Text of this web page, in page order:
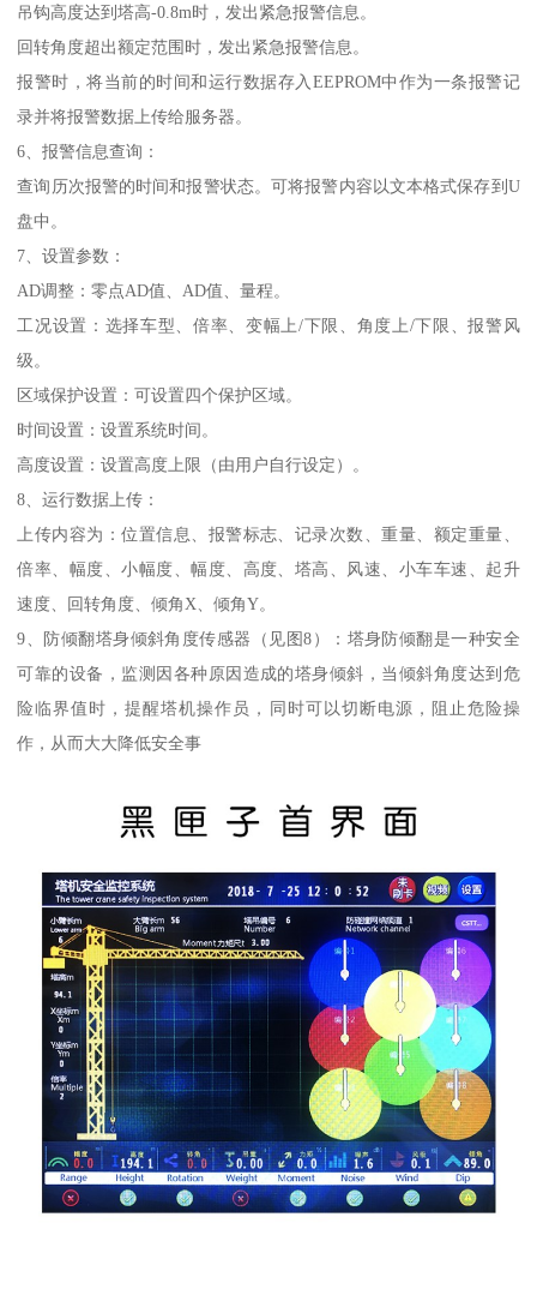
吊钩高度达到塔高-0.8m时，发出紧急报警信息。
回转角度超出额定范围时，发出紧急报警信息。
报警时，将当前的时间和运行数据存入EEPROM中作为一条报警记
录并将报警数据上传给服务器。
6、报警信息查询：
查询历次报警的时间和报警状态。可将报警内容以文本格式保存到U
盘中。
7、设置参数：
AD调整：零点AD值、AD值、量程。
工况设置：选择车型、倍率、变幅上/下限、角度上/下限、报警风
级。
区域保护设置：可设置四个保护区域。
时间设置：设置系统时间。
高度设置：设置高度上限（由用户自行设定）。
8、运行数据上传：
上传内容为：位置信息、报警标志、记录次数、重量、额定重量、
倍率、幅度、小幅度、幅度、高度、塔高、风速、小车车速、起升
速度、回转角度、倾角X、倾角Y。
9、防倾翻塔身倾斜角度传感器（见图8）：塔身防倾翻是一种安全
可靠的设备，监测因各种原因造成的塔身倾斜，当倾斜角度达到危
险临界值时，提醒塔机操作员，同时可以切断电源，阻止危险操
作，从而大大降低安全事